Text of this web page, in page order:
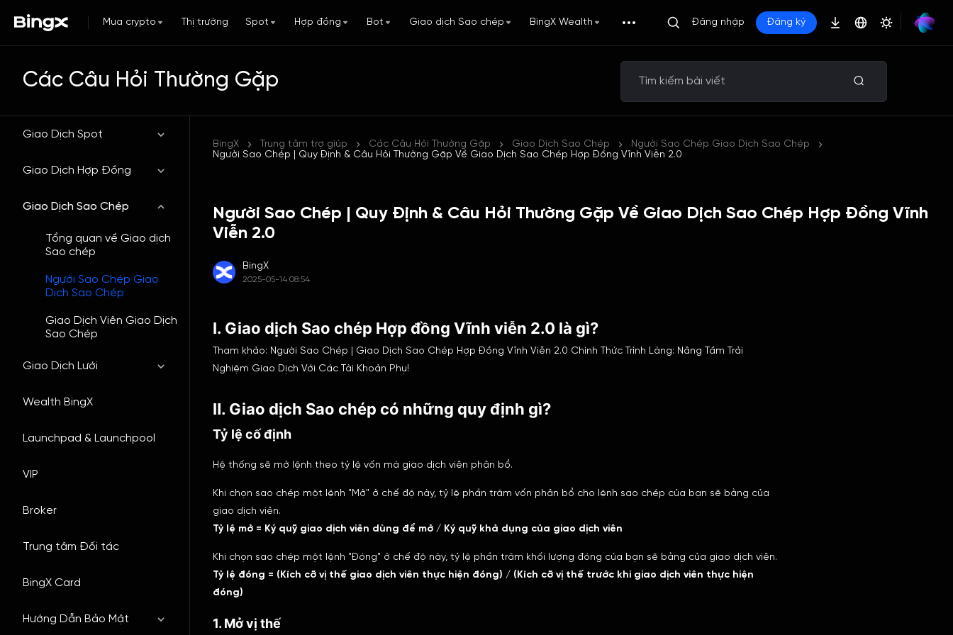
Mua crypto Thị trường Spot Hợp đồng Bot Giao dịch Sao chép BingX Wealth Đăng nhập Đăng ký
Các Câu Hỏi Thường Gặp
Giao Dịch Spot
Giao Dịch Hợp Đồng
Giao Dịch Sao Chép
Tổng quan về Giao dịch
Sao chép
Người Sao Chép Giao
Dịch Sao Chép
Giao Dịch Viên Giao Dịch
Sao Chép
Giao Dịch Lưới
Wealth BingX
Launchpad & Launchpool
VIP
Broker
Trung tâm Đối tác
BingX Card
Hướng Dẫn Bảo Mật
BingX Trung tâm trợ giúp Các Câu Hỏi Thường Gặp Giao Dịch Sao Chép
Người Sao Chép Giao Dịch Sao Chép
Người Sao Chép | Quy Định & Câu Hỏi Thường Gặp Về Giao Dịch Sao Chép Hợp Đồng Vĩnh Viễn 2.0
Người Sao Chép | Quy Định & Câu Hỏi Thường Gặp Về Giao Dịch Sao Chép Hợp Đồng Vĩnh
Viễn 2.0
BingX
2025-05-14 08:54
I. Giao dịch Sao chép Hợp đồng Vĩnh viễn 2.0 là gì?
Tham khảo: Người Sao Chép | Giao Dịch Sao Chép Hợp Đồng Vĩnh Viễn 2.0 Chính Thức Trình Làng: Nâng Tầm Trải
Nghiệm Giao Dịch Với Các Tài Khoản Phụ!
Ⅱ. Giao dịch Sao chép có những quy định gì?
Tỷ lệ cố định
Hệ thống sẽ mở lệnh theo tỷ lệ vốn mà giao dịch viên phân bổ.
Khi chọn sao chép một lệnh "Mở" ở chế độ này, tỷ lệ phần trăm vốn phân bổ cho lệnh sao chép của bạn sẽ bằng của
giao dịch viên.
Tỷ lệ mở = Ký quỹ giao dịch viên dùng để mở / Ký quỹ khả dụng của giao dịch viên
Khi chọn sao chép một lệnh "Đóng" ở chế độ này, tỷ lệ phần trăm khối lượng đóng của bạn sẽ bằng của giao dịch viên.
Tỷ lệ đóng = (Kích cỡ vị thế giao dịch viên thực hiện đóng) / (Kích cỡ vị thế trước khi giao dịch viên thực hiện
đóng)
1. Mở vị thế